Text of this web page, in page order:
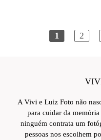
1 2
A Vivi e Luiz Foto não
para cuidar da
ninguém contrata um
pessoas nos escolhem